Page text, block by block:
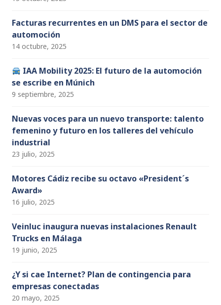
Facturas recurrentes en un DMS para el sector de
automoción
14 octubre, 2025
IAA Mobility 2025: El futuro de la automoción
se escribe en Múnich
9 septiembre, 2025
Nuevas voces para un nuevo transporte: talento
femenino y futuro en los talleres del vehículo
industrial
23 julio, 2025
Motores Cádiz recibe su octavo «President´s
Award»
16 julio, 2025
Veinluc inaugura nuevas instalaciones Renault
Trucks en Málaga
19 junio, 2025
¿Y si cae Internet? Plan de contingencia para
empresas conectadas
20 mayo, 2025